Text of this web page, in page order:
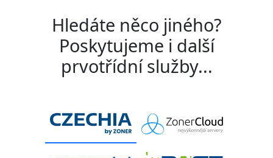
Hledáte něco jiného?
Poskytujeme i další
prvotřídní služby...